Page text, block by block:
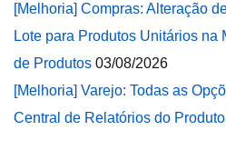
[Melhoria] Compras: Alteração
Lote para Produtos Unitários na
de Produtos 03/08/2026
[Melhoria] Varejo: Todas as
Central de Relatórios do Produto